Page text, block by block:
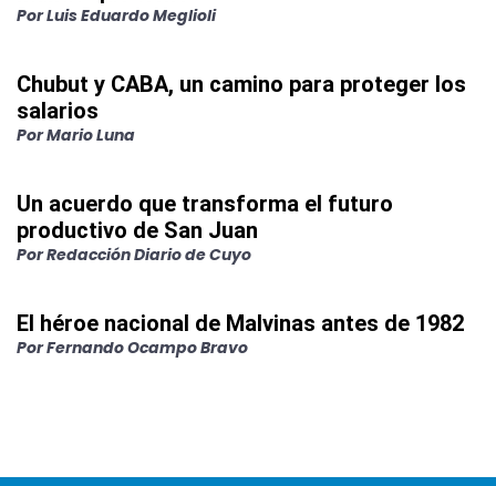
PorLuis Eduardo Meglioli
Chubut y CABA, un camino para proteger los
salarios
PorMario Luna
Un acuerdo que transforma el futuro
productivo de San Juan
PorRedacción Diario de Cuyo
El héroe nacional de Malvinas antes de 1982
PorFernando Ocampo Bravo